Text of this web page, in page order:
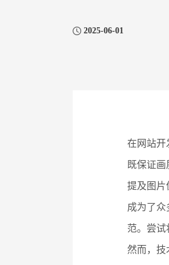
2025-06-01
在网站开
既保证画
提及图片
成为了众
范。尝试
然而，技